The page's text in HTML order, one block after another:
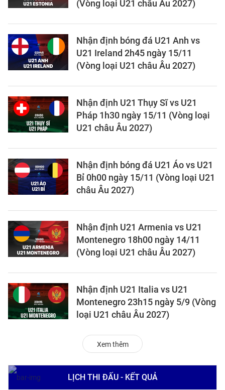
(Vòng loại U21 châu Âu 2027)
Nhận định bóng đá U21 Anh vs
U21 Ireland 2h45 ngày 15/11
(Vòng loại U21 châu Âu 2027)
Nhận định U21 Thụy Sĩ vs U21
Pháp 1h30 ngày 15/11 (Vòng loại
U21 châu Âu 2027)
Nhận định bóng đá U21 Áo vs U21
Bỉ 0h00 ngày 15/11 (Vòng loại U21
châu Âu 2027)
Nhận định U21 Armenia vs U21
Montenegro 18h00 ngày 14/11
(Vòng loại U21 châu Âu 2027)
Nhận định U21 Italia vs U21
Montenegro 23h15 ngày 5/9 (Vòng
loại U21 châu Âu 2027)
Xem thêm
LỊCH THI ĐẤU - KẾT QUẢ